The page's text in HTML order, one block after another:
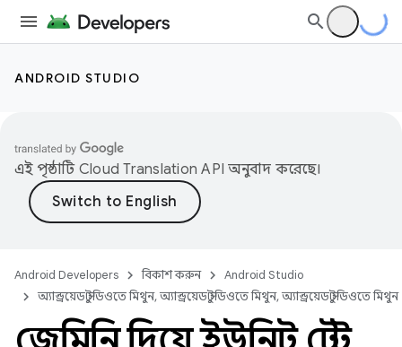
ANDROID STUDIO
এই পৃষ্ঠাটি Cloud Translation API অনুবাদ করেছে।
Android Developers বিকাশ করুন
Android Studio
অ্যান্ড্রয়েড স্টুডিওতে মিথুন, অ্যান্ড্রয়েড স্টুডিওতে মিথুন, অ্যান্ড্রয়েড স্টুডিওতে মিথুন